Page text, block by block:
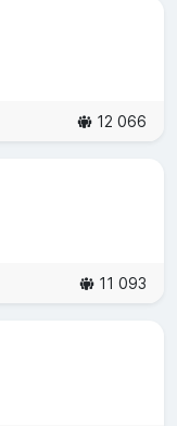
12 066
11 093